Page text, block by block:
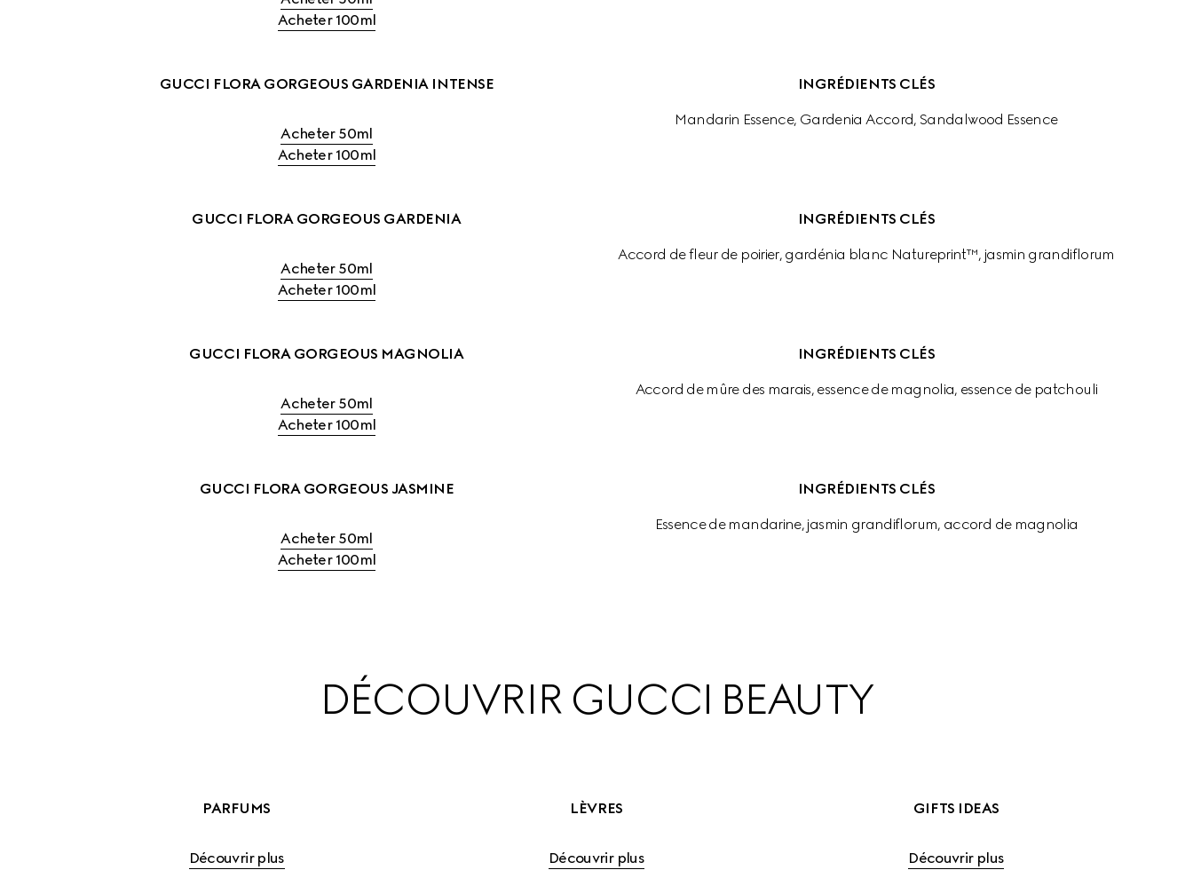
Acheter 100ml
GUCCI FLORA GORGEOUS GARDENIA INTENSE
Acheter 50ml
Acheter 100ml
INGRÉDIENTS CLÉS
Mandarin Essence, Gardenia Accord, Sandalwood Essence
GUCCI FLORA GORGEOUS GARDENIA
Acheter 50ml
Acheter 100ml
INGRÉDIENTS CLÉS
Accord de fleur de poirier, gardénia blanc Natureprint™, jasmin grandiflorum
GUCCI FLORA GORGEOUS MAGNOLIA
Acheter 50ml
Acheter 100ml
INGRÉDIENTS CLÉS
Accord de mûre des marais, essence de magnolia, essence de patchouli
GUCCI FLORA GORGEOUS JASMINE
Acheter 50ml
Acheter 100ml
INGRÉDIENTS CLÉS
Essence de mandarine, jasmin grandiflorum, accord de magnolia
DÉCOUVRIR GUCCI BEAUTY
PARFUMS
Découvrir plus
LÈVRES
Découvrir plus
GIFTS IDEAS
Découvrir plus